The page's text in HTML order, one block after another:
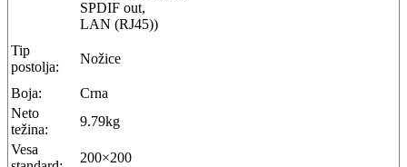
SPDIF out,
LAN (RJ45))
Tip
postolja:
Nožice
Boja:
Crna
Neto
težina:
9.79kg
Vesa
200×200